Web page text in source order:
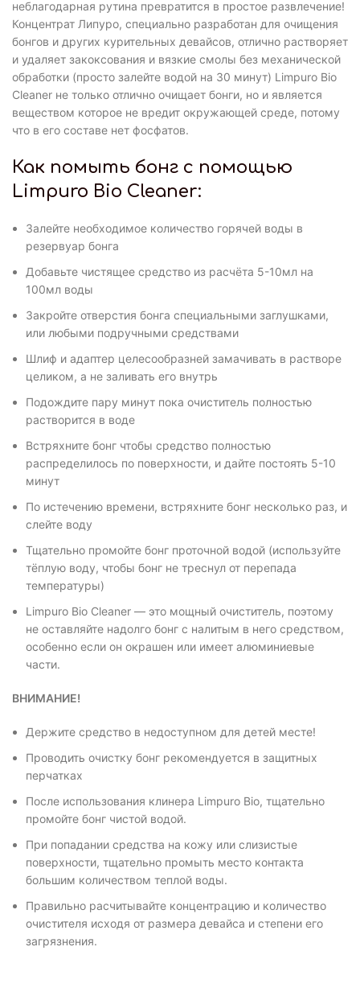
неблагодарная рутина превратится в простое развлечение!
Концентрат Липуро, специально разработан для очищения
бонгов и других курительных девайсов, отлично растворяет
и удаляет закоксования и вязкие смолы без механической
обработки (просто залейте водой на 30 минут) Limpuro Bio
Cleaner не только отлично очищает бонги, но и является
веществом которое не вредит окружающей среде, потому
что в его составе нет фосфатов.
Как помыть бонг с помощью
Limpuro Bio Cleaner:
Залейте необходимое количество горячей воды в
резервуар бонга
Добавьте чистящее средство из расчёта 5-10мл на
100мл воды
Закройте отверстия бонга специальными заглушками,
или любыми подручными средствами
Шлиф и адаптер целесообразней замачивать в растворе
целиком, а не заливать его внутрь
Подождите пару минут пока очиститель полностью
растворится в воде
Встряхните бонг чтобы средство полностью
распределилось по поверхности, и дайте постоять 5-10
минут
По истечению времени, встряхните бонг несколько раз, и
слейте воду
Тщательно промойте бонг проточной водой (используйте
тёплую воду, чтобы бонг не треснул от перепада
температуры)
Limpuro Bio Cleaner — это мощный очиститель, поэтому
не оставляйте надолго бонг с налитым в него средством,
особенно если он окрашен или имеет алюминиевые
части.
ВНИМАНИЕ!
Держите средство в недоступном для детей месте!
Проводить очистку бонг рекомендуется в защитных
перчатках
После использования клинера Limpuro Bio, тщательно
промойте бонг чистой водой.
При попадании средства на кожу или слизистые
поверхности, тщательно промыть место контакта
большим количеством теплой воды.
Правильно расчитывайте концентрацию и количество
очистителя исходя от размера девайса и степени его
загрязнения.